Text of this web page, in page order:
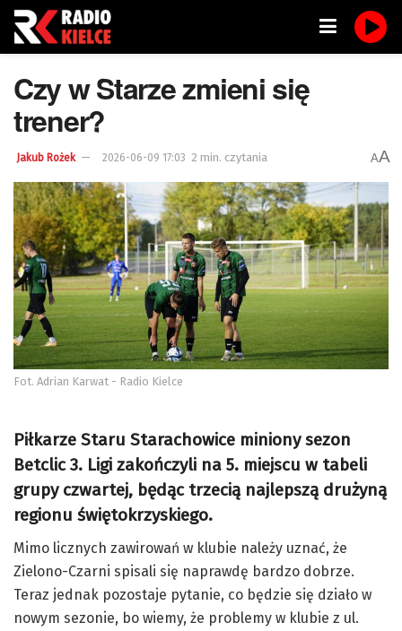
Czy w Starze zmieni się
trener?
Jakub Rożek 2026-06-09 17:03 2 min. czytania AA
Fot. Adrian Karwat - Radio Kielce
Piłkarze Staru Starachowice miniony sezon
Betclic 3. Ligi zakończyli na 5. miejscu w tabeli
grupy czwartej, będąc trzecią najlepszą drużyną
regionu świętokrzyskiego.
Mimo licznych zawirowań w klubie należy uznać, że
Zielono-Czarni spisali się naprawdę bardzo dobrze.
Teraz jednak pozostaje pytanie, co będzie się działo w
nowym sezonie, bo wiemy, że problemy w klubie z ul.